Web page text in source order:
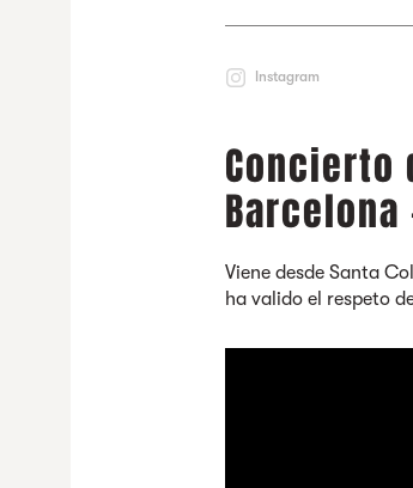
Instagram
Concierto
Viene desde Santa
ha valido el respeto